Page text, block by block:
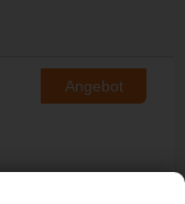
Angebot